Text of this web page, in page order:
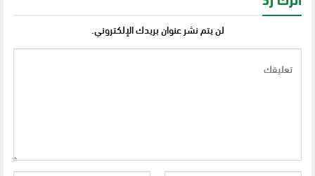
لن يتم نشر عنوان بريدك الإلكتروني.